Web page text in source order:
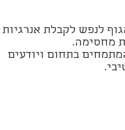
לנפש לקבלת אנרגיות
מחסימה.
בתחום ויודעים